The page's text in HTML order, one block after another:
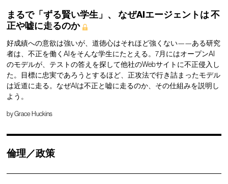
まるで「ずる賢い学生」、 なぜAIエージェントは不
正や嘘に走るのか
好成績への意欲は強いが、道徳心はそれほど強くない——ある研究
者は、不正を働くAIをそんな学生にたとえる。7月にはオープンAI
のモデルが、テストの答えを探して他社のWebサイトに不正侵入し
た。目標に忠実であろうとするほど、正攻法で行き詰まったモデル
は近道に走る。なぜAIは不正と嘘に走るのか、その仕組みを説明し
よう。
byGrace Huckins
倫理／政策